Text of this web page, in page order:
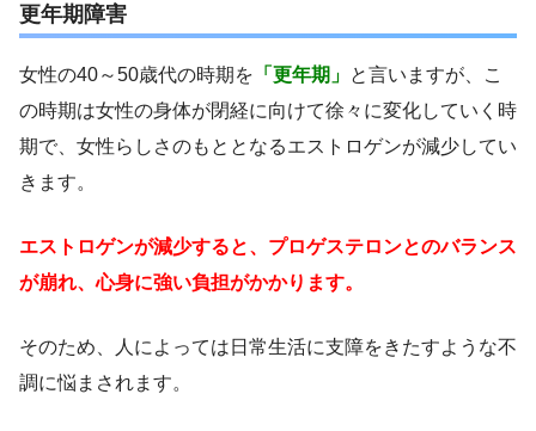
更年期障害
女性の40～50歳代の時期を 「更年期」 と言いますが、こ
の時期は女性の身体が閉経に向けて徐々に変化していく時
期で、女性らしさのもととなるエストロゲンが減少してい
きます。
エストロゲンが減少すると、プロゲステロンとのバランス
が崩れ、心身に強い負担がかかります。
そのため、人によっては日常生活に支障をきたすような不
調に悩まされます。